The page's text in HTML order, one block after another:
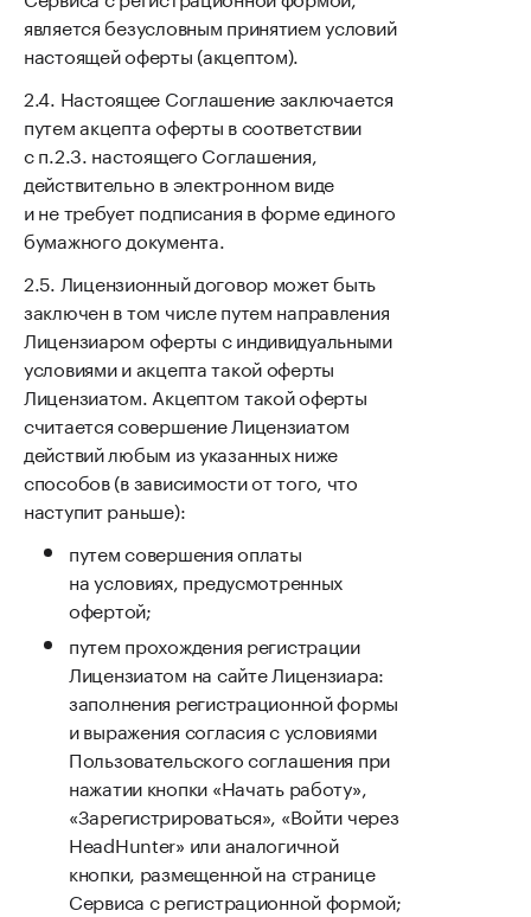
является безусловным принятием условий
настоящей оферты (акцептом).
Настоящее Соглашение заключается
путем акцепта оферты в соответствии
с п.2.3. настоящего Соглашения,
действительно в электронном виде
и не требует подписания в форме единого
бумажного документа.
Лицензионный договор может быть
заключен в том числе путем направления
Лицензиаром оферты с индивидуальными
условиями и акцепта такой оферты
Лицензиатом. Акцептом такой оферты
считается совершение Лицензиатом
действий любым из указанных ниже
способов (в зависимости от того, что
наступит раньше):
путем совершения оплаты
на условиях, предусмотренных
офертой;
путем прохождения регистрации
Лицензиатом на сайте Лицензиара:
заполнения регистрационной формы
и выражения согласия с условиями
Пользовательского соглашения при
нажатии кнопки «Начать работу»,
«Зарегистрироваться», «Войти через
HeadHunter» или аналогичной
кнопки, размещенной на странице
Сервиса с регистрационной формой;